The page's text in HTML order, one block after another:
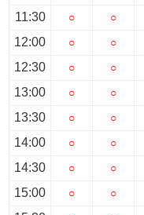
11:30
12:00
12:30
13:00
13:30
14:00
14:30
15:00
○
○
○
○
○
○
○
○
○
○
○
○
○
○
○
○